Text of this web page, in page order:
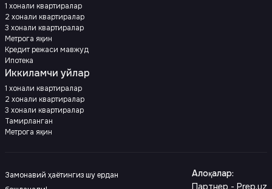
1 хонали квартиралар
2 хонали квартиралар
3 хонали квартиралар
Метрога яқин
Кредит режаси мавжуд
Ипотека
Иккиламчи уйлар
1 хонали квартиралар
2 хонали квартиралар
3 хонали квартиралар
Тамирланган
Метрога яқин
Замонавий ҳаётингиз шу ердан
Алоқалар:
Партнер - Prep.uz